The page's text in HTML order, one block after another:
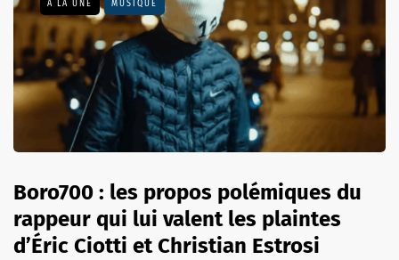
A LA UNE MUSIQUE
Boro700 : les propos polémiques du
rappeur qui lui valent les plaintes
d’Éric Ciotti et Christian Estrosi